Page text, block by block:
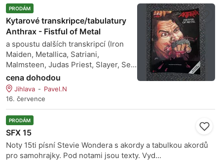
PRODÁM
Kytarové transkripce/tabulatury
Anthrax - Fistful of Metal
a spoustu dalších transkripcí (Iron
Maiden, Metallica, Satriani,
Malmsteen, Judas Priest, Slayer, Se...
cena dohodou
Jihlava
Pavel.N
16. července
PRODÁM
SFX 15
Noty 15ti písní Stevie Wondera s akordy a tabulkou akordů
pro samohrajky. Pod notami jsou texty. Vyd...